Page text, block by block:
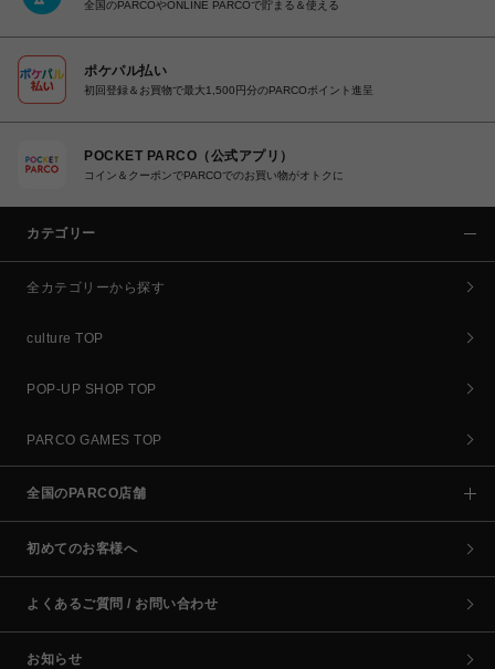
全国のPARCOやONLINE PARCOで貯まる＆使える
ポケパル払い
初回登録＆お買物で最大1,500円分のPARCOポイント進呈
POCKET PARCO（公式アプリ）
コイン＆クーポンでPARCOでのお買い物がオトクに
カテゴリー
全カテゴリーから探す
culture TOP
POP-UP SHOP TOP
PARCO GAMES TOP
全国のPARCO店舗
初めてのお客様へ
よくあるご質問 / お問い合わせ
お知らせ